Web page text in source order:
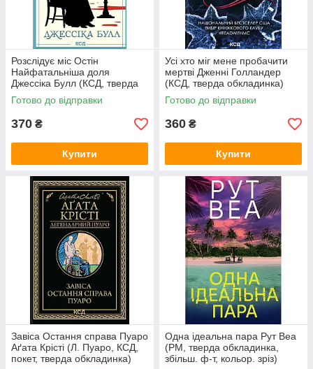
Розслідує міс Остін
Найфатальніша доля
Джессіка Булл (КСД, тверда
обкладинка)
Готово до відправки
370 ₴
Купити
Усі хто міг мене пробачити
мертві Дженні Голландер
(КСД, тверда обкладинка)
Готово до відправки
360 ₴
Купити
Завіса Остання справа Пуаро
Аґата Крісті (Л. Пуаро, КСД,
покет, тверда обкладинка)
Одна ідеальна пара Рут Веа
(РМ, тверда обкладинка,
збільш. ф-т, кольор. зріз)